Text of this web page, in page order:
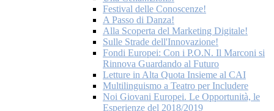
Festival delle Conoscenze!
A Passo di Danza!
Alla Scoperta del Marketing Digitale!
Sulle Strade dell'Innovazione!
Fondi Europei: Con i P.O.N. Il Marconi si
Rinnova Guardando al Futuro
Letture in Alta Quota Insieme al CAI
Multilinguismo a Teatro per Includere
Noi Giovani Europei. Le Opportunità, le
Esperienze del 2018/2019